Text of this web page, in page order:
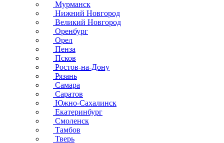
Мурманск
Нижний Новгород
Великий Новгород
Оренбург
Орел
Пенза
Псков
Ростов-на-Дону
Рязань
Самара
Саратов
Южно-Сахалинск
Екатеринбург
Смоленск
Тамбов
Тверь